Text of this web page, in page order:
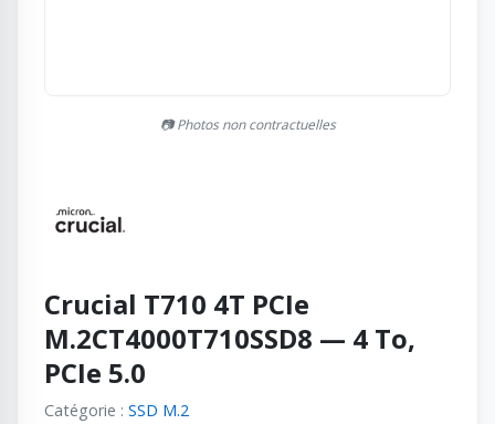
📷 Photos non contractuelles
Crucial T710 4T PCIe
M.2CT4000T710SSD8 — 4 To,
PCIe 5.0
Catégorie : SSD M.2